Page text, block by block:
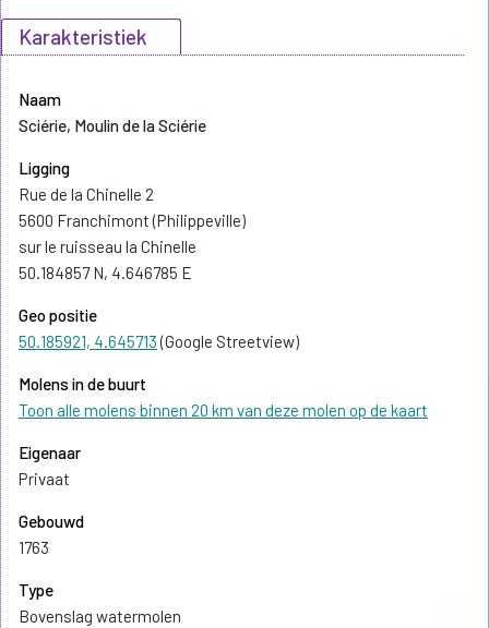
Karakteristiek
Naam
Sciérie, Moulin de la Sciérie
Ligging
Rue de la Chinelle 2
5600 Franchimont (Philippeville)
sur le ruisseau la Chinelle
50.184857 N, 4.646785 E
Geo positie
50.185921, 4.645713(Google Streetview)
Molens in de buurt
Toon alle molens binnen 20 km van deze molen op de kaart
Eigenaar
Privaat
Gebouwd
1763
Type
Bovenslag watermolen